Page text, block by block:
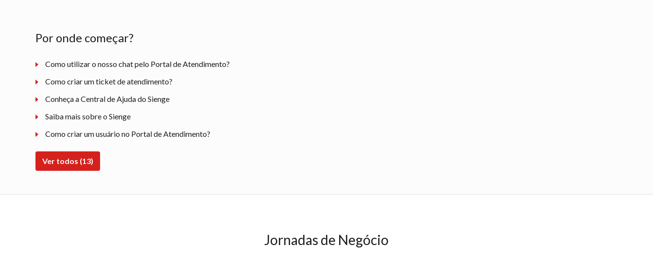
Por onde começar?
Como utilizar o nosso chat pelo Portal de Atendimento?
Como criar um ticket de atendimento?
Conheça a Central de Ajuda do Sienge
Saiba mais sobre o Sienge
Como criar um usuário no Portal de Atendimento?
Ver todos (13)
Jornadas de Negócio